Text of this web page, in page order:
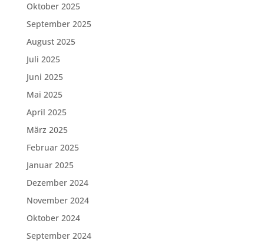
Oktober 2025
September 2025
August 2025
Juli 2025
Juni 2025
Mai 2025
April 2025
März 2025
Februar 2025
Januar 2025
Dezember 2024
November 2024
Oktober 2024
September 2024